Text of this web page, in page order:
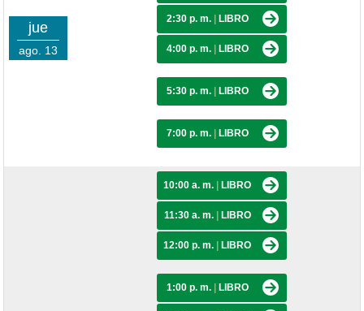
jue
ago. 13
2:30 p. m. LIBRO
4:00 p. m. LIBRO
5:30 p. m. LIBRO
7:00 p. m. LIBRO
10:00 a. m. LIBRO
11:30 a. m. LIBRO
12:00 p. m. LIBRO
1:00 p. m. LIBRO